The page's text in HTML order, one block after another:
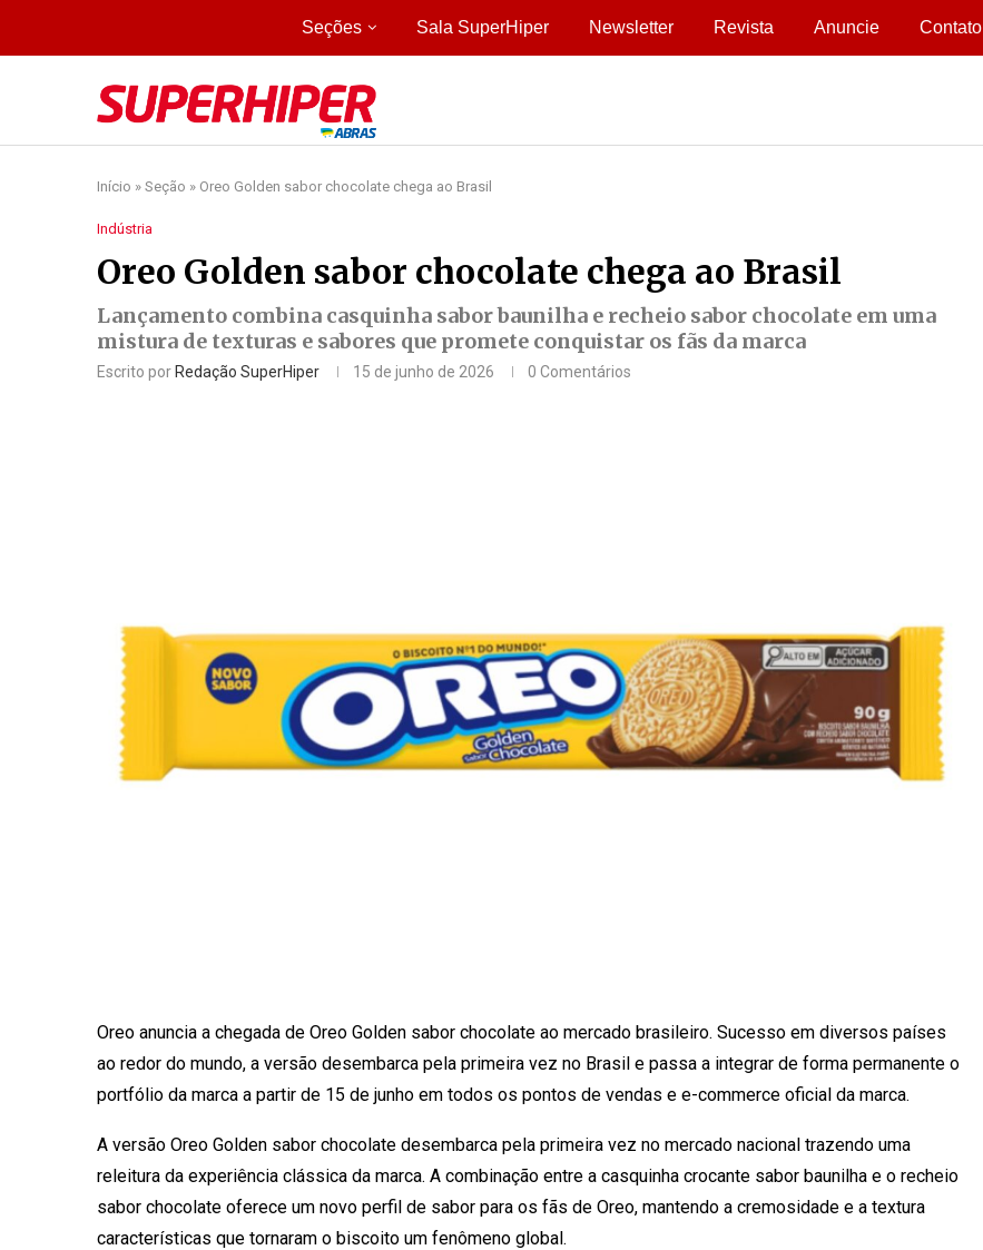
Seções Sala SuperHiper Newsletter Revista Anuncie Contato
Início » Seção » Oreo Golden sabor chocolate chega ao Brasil
Indústria
Oreo Golden sabor chocolate chega ao Brasil
Lançamento combina casquinha sabor baunilha e recheio sabor chocolate em uma
mistura de texturas e sabores que promete conquistar os fãs da marca
Escrito por Redação SuperHiper 15 de junho de 2026 0 Comentários
Oreo anuncia a chegada de Oreo Golden sabor chocolate ao mercado brasileiro. Sucesso em diversos países
ao redor do mundo, a versão desembarca pela primeira vez no Brasil e passa a integrar de forma permanente o
portfólio da marca a partir de 15 de junho em todos os pontos de vendas e e-commerce oficial da marca.
A versão Oreo Golden sabor chocolate desembarca pela primeira vez no mercado nacional trazendo uma
releitura da experiência clássica da marca. A combinação entre a casquinha crocante sabor baunilha e o recheio
sabor chocolate oferece um novo perfil de sabor para os fãs de Oreo, mantendo a cremosidade e a textura
características que tornaram o biscoito um fenômeno global.